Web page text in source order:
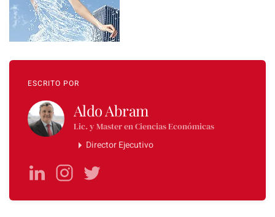
ESCRITO POR
Aldo Abram
Lic. y Master en Ciencias Económicas
Director Ejecutivo